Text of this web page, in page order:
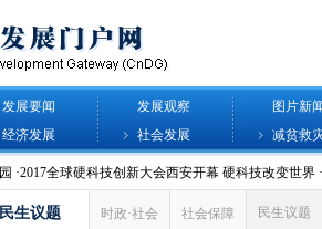
发展要闻 发展观察
图片新
经济发展 社会发展 减贫救
民生议题 时政·社会 社会保障 民生议题